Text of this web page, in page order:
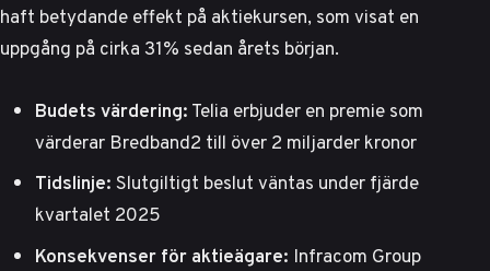
haft betydande effekt på aktiekursen, som visat en
uppgång på cirka 31% sedan årets början.
Budets värdering:Telia erbjuder en premie som
värderar Bredband2 till över 2 miljarder kronor
Tidslinje:Slutgiltigt beslut väntas under fjärde
kvartalet 2025
Konsekvenser för aktieägare: Infracom Group